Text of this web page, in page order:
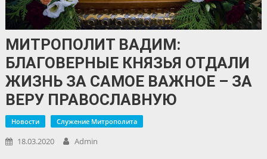
МИТРОПОЛИТ ВАДИМ:
БЛАГОВЕРНЫЕ КНЯЗЬЯ ОТДАЛИ
ЖИЗНЬ ЗА САМОЕ ВАЖНОЕ – ЗА
ВЕРУ ПРАВОСЛАВНУЮ
Новости Служение Митрополита
18.03.2020 Admin